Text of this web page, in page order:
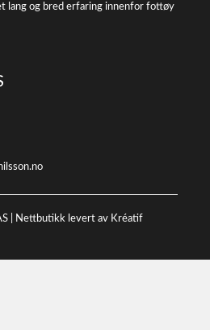
lang og bred erfaring innenfor fottøy
| Nettbutikk levert av Kréatif